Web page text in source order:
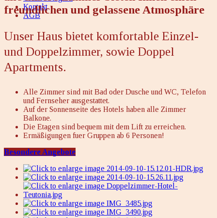
Kontakt
AGB
freundlichen und gelassene Atmosphäre
Unser Haus bietet komfortable Einzel-
und Doppelzimmer, sowie Doppel
Apartments.
Alle Zimmer sind mit Bad oder Dusche und WC, Telefon
und Fernseher ausgestattet.
Auf der Sonnenseite des Hotels haben alle Zimmer
Balkone.
Die Etagen sind bequem mit dem Lift zu erreichen.
Ermäßigungen fuer Gruppen ab 6 Personen!
Besondere Angebote